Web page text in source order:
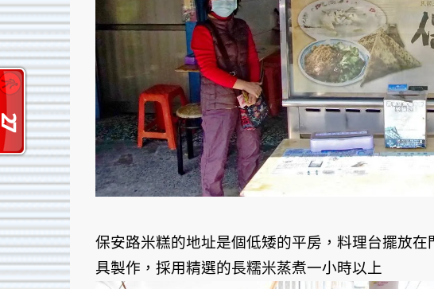
保安路米糕的地址是個低矮的平房，料理台擺放
具製作，採用精選的長糯米蒸煮一小時以上